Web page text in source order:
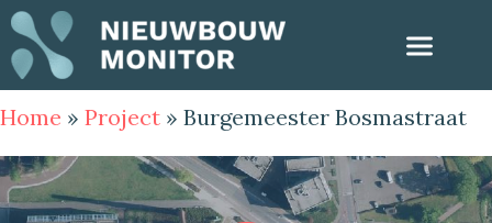
Home » Project » Burgemeester Bosmastraat